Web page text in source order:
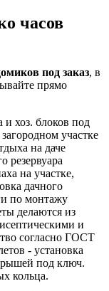
часов
под заказ, в
прямо
и хоз. блоков под
участке
на даче
резервуара
на участке,
дачного
по монтажу
делаются из
и
согласно ГОСТ
- установка
под ключ.
кольца.